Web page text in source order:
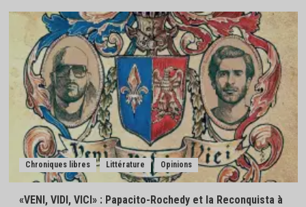
Chroniques libres Littérature Opinions
«VENI, VIDI, VICI» : Papacito-Rochedy et la Reconquista à